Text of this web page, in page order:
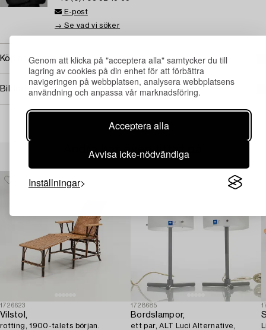
Genom att klicka på "acceptera alla" samtycker du till
lagring av cookies på din enhet för att förbättra
navigeringen på webbplatsen, analysera webbplatsens
användning och anpassa vår marknadsföring.
Acceptera alla
Avvisa icke-nödvändiga
Inställningar
E-post
→ Se vad vi söker
Köpinformation
Bildrättigheter
Andra har även tittat på
1726623
Vilstol,
rotting, 1900-talets början.
1728685
Bordslampor,
ett par, ALT Luci Alternative,